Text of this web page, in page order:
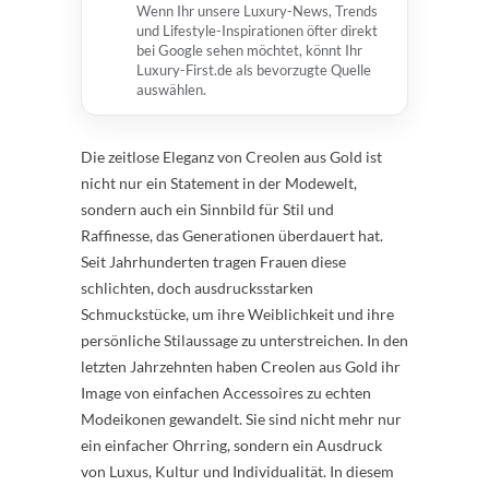
Wenn Ihr unsere Luxury-News, Trends
und Lifestyle-Inspirationen öfter direkt
bei Google sehen möchtet, könnt Ihr
Luxury-First.de als bevorzugte Quelle
auswählen.
Die zeitlose Eleganz von Creolen aus Gold ist
nicht nur ein Statement in der Modewelt,
sondern auch ein Sinnbild für Stil und
Raffinesse, das Generationen überdauert hat.
Seit Jahrhunderten tragen Frauen diese
schlichten, doch ausdrucksstarken
Schmuckstücke, um ihre Weiblichkeit und ihre
persönliche Stilaussage zu unterstreichen. In den
letzten Jahrzehnten haben Creolen aus Gold ihr
Image von einfachen Accessoires zu echten
Modeikonen gewandelt. Sie sind nicht mehr nur
ein einfacher Ohrring, sondern ein Ausdruck
von Luxus, Kultur und Individualität. In diesem